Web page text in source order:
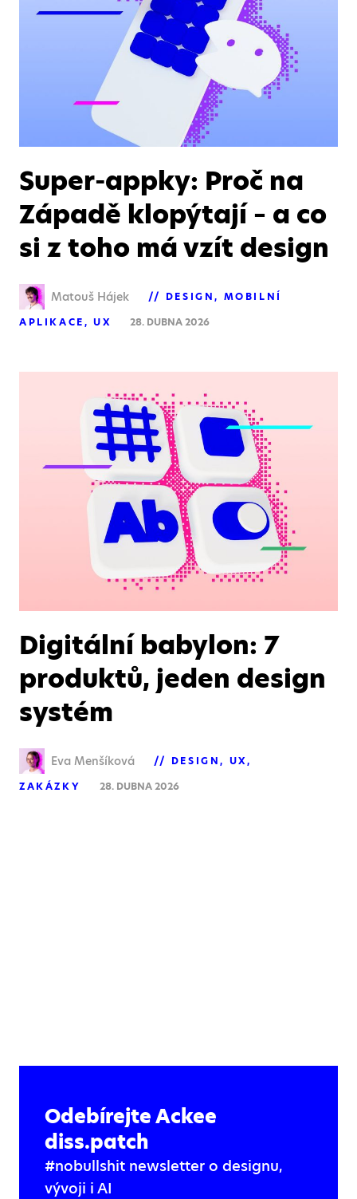
Super-appky: Proč na
Západě klopýtají – a co
si z toho má vzít design
Matouš Hájek DESIGN
MOBILNÍ
APLIKACE
UX 28. DUBNA 2026
Digitální babylon: 7
produktů, jeden design
systém
Eva Menšíková DESIGN
UX
ZAKÁZKY
28. DUBNA 2026
Odebírejte Ackee
diss.patch
#nobullshit newsletter o designu,
vývoji i AI